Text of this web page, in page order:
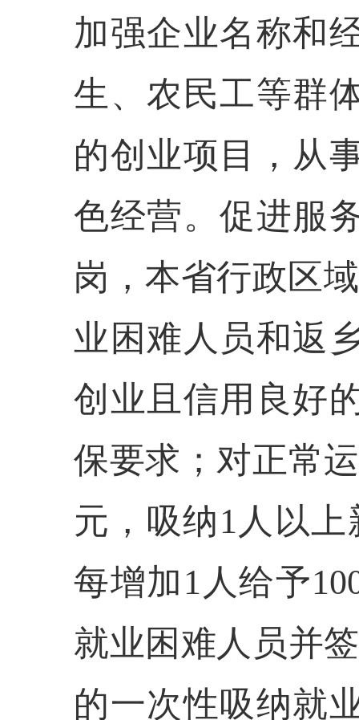
加强企业名称和
生、农民工等群
的创业项目，从
色经营。促进服
岗，本省行政区
业困难人员和返
创业且信用良好
保要求；对正常
元，吸纳1人以
每增加1人给予
就业困难人员并
的一次性吸纳就